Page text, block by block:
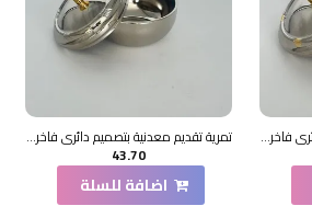
تمرية تقديم معدنية بتصميم دائري فاخر 4×11×11سم تمرية تقديم معدنية بتصميم دائري فاخر 4×11×11سم
43.70
اضافة للسلة